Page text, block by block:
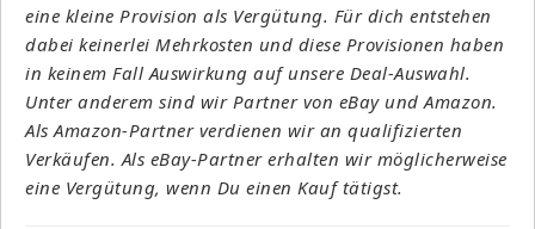
eine kleine Provision als Vergütung. Für dich entstehen
dabei keinerlei Mehrkosten und diese Provisionen haben
in keinem Fall Auswirkung auf unsere Deal-Auswahl.
Unter anderem sind wir Partner von eBay und Amazon.
Als Amazon-Partner verdienen wir an qualifizierten
Verkäufen. Als eBay-Partner erhalten wir möglicherweise
eine Vergütung, wenn Du einen Kauf tätigst.